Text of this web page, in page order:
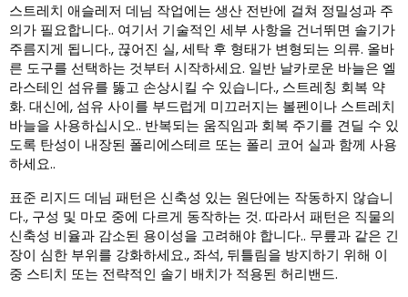
스트레치 애슬레저 데님 작업에는 생산 전반에 걸쳐 정밀성과 주
의가 필요합니다.. 여기서 기술적인 세부 사항을 건너뛰면 솔기가
주름지게 됩니다., 끊어진 실, 세탁 후 형태가 변형되는 의류. 올바
른 도구를 선택하는 것부터 시작하세요. 일반 날카로운 바늘은 엘
라스테인 섬유를 뚫고 손상시킬 수 있습니다., 스트레칭 회복 약
화. 대신에, 섬유 사이를 부드럽게 미끄러지는 볼펜이나 스트레치
바늘을 사용하십시오.. 반복되는 움직임과 회복 주기를 견딜 수 있
도록 탄성이 내장된 폴리에스테르 또는 폴리 코어 실과 함께 사용
하세요..
표준 리지드 데님 패턴은 신축성 있는 원단에는 작동하지 않습니
다., 구성 및 마모 중에 다르게 동작하는 것. 따라서 패턴은 직물의
신축성 비율과 감소된 용이성을 고려해야 합니다.. 무릎과 같은 긴
장이 심한 부위를 강화하세요., 좌석, 뒤틀림을 방지하기 위해 이
중 스티치 또는 전략적인 솔기 배치가 적용된 허리밴드.